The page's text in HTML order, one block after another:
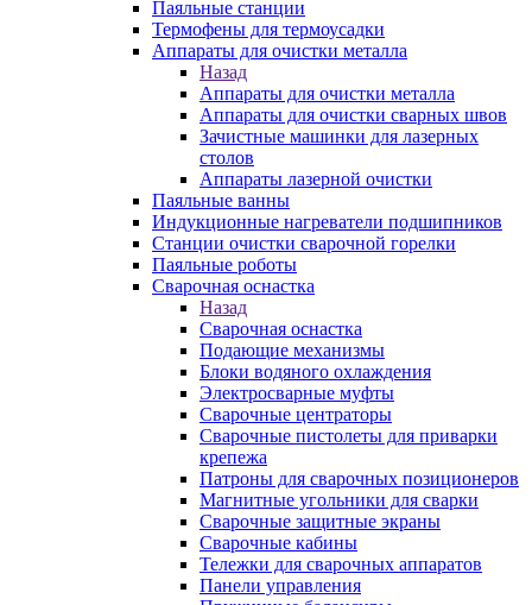
Паяльные станции
Термофены для термоусадки
Аппараты для очистки металла
Назад
Аппараты для очистки металла
Аппараты для очистки сварных швов
Зачистные машинки для лазерных
столов
Аппараты лазерной очистки
Паяльные ванны
Индукционные нагреватели подшипников
Станции очистки сварочной горелки
Паяльные роботы
Сварочная оснастка
Назад
Сварочная оснастка
Подающие механизмы
Блоки водяного охлаждения
Электросварные муфты
Сварочные центраторы
Сварочные пистолеты для приварки
крепежа
Патроны для сварочных позиционеров
Магнитные угольники для сварки
Сварочные защитные экраны
Сварочные кабины
Тележки для сварочных аппаратов
Панели управления